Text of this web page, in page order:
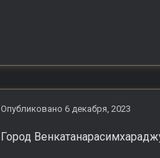
Опубликовано 6 декабря, 2023
Город